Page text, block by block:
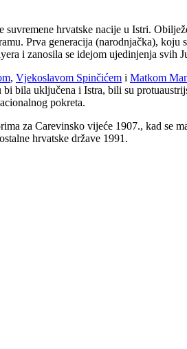
hrvatske nacije u Istri.
Prva generacija (narodnjačka), koju
i zanosila se idejom ujedinjenja svih
, Vjekoslavom Spinčićem i Matkom
bila uključena i Istra, bili su
pokreta.
za Carevinsko vijeće 1907., kad se
hrvatske države 1991.